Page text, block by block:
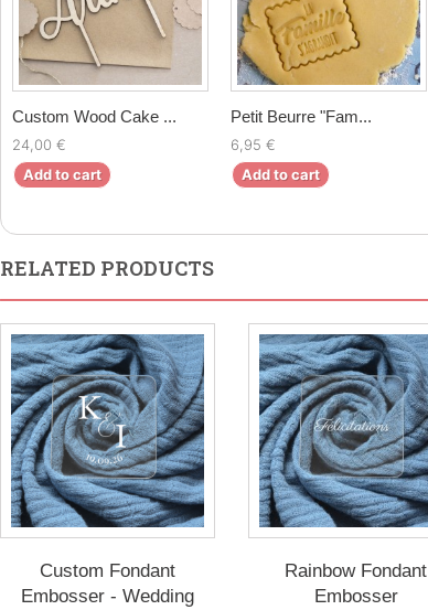
Custom Wood Cake ...
24,00 €
Add to cart
Petit Beurre "Fam...
6,95 €
Add to cart
RELATED PRODUCTS
Custom Fondant
Embosser - Wedding
Rainbow Fondant
Embosser